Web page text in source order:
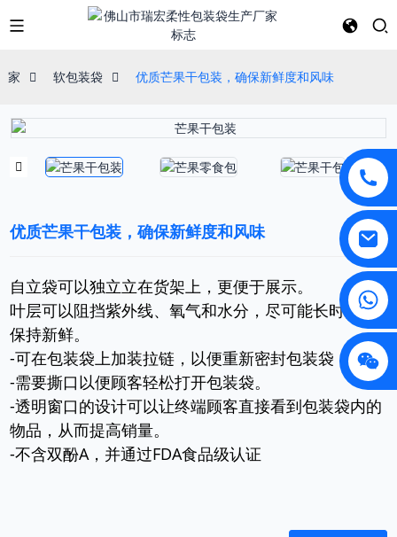
家 软包装袋 优质芒果干包装，确保新鲜度和风味
优质芒果干包装，确保新鲜度和风味
自立袋可以独立立在货架上，更便于展示。
叶层可以阻挡紫外线、氧气和水分，尽可能长时间地
保持新鲜。
-可在包装袋上加装拉链，以便重新密封包装袋
-需要撕口以便顾客轻松打开包装袋。
-透明窗口的设计可以让终端顾客直接看到包装袋内的
物品，从而提高销量。
-不含双酚A，并通过FDA食品级认证